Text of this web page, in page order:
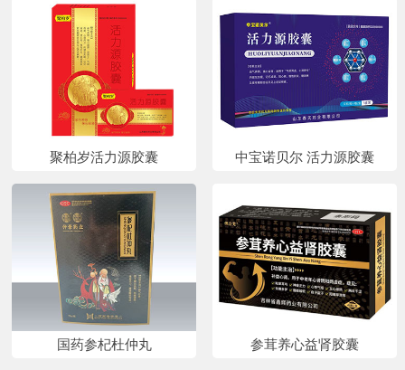
聚柏岁活力源胶囊 中宝诺贝尔 活力源胶囊
国药参杞杜仲丸 参茸养心益肾胶囊